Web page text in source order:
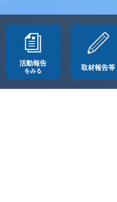
活動報告
をみる 取材報告等